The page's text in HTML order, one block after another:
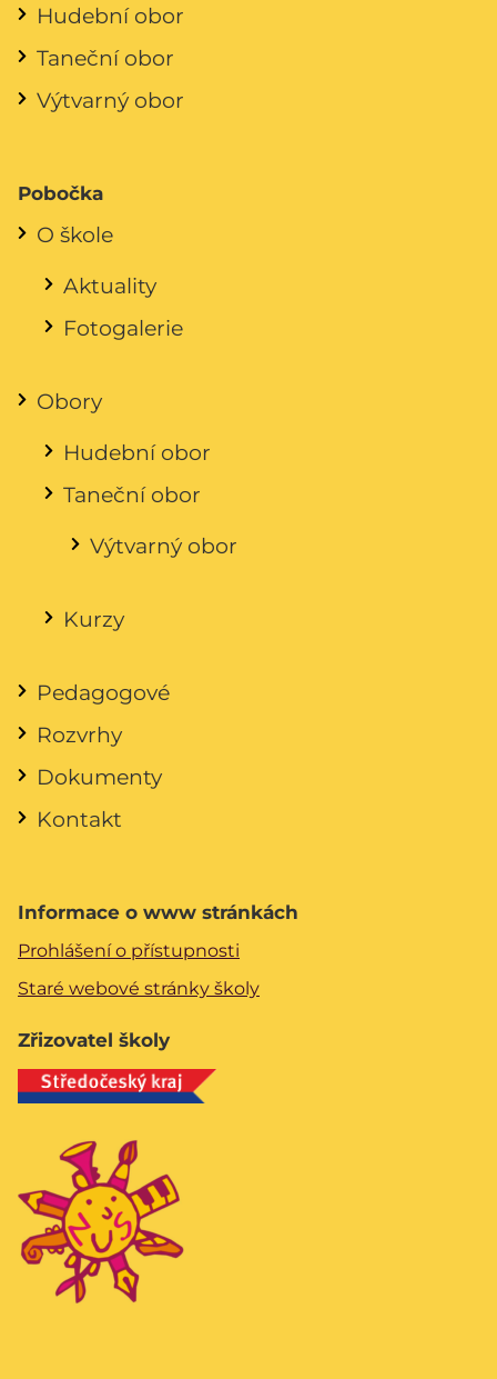
Hudební obor
Taneční obor
Výtvarný obor
Pobočka
O škole
Aktuality
Fotogalerie
Obory
Hudební obor
Taneční obor
Výtvarný obor
Kurzy
Pedagogové
Rozvrhy
Dokumenty
Kontakt
Informace o www stránkách
Prohlášení o přístupnosti
Staré webové stránky školy
Zřizovatel školy